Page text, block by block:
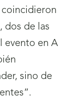
coincidieron
dos de las
evento en A
sino de